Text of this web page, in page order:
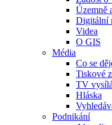
Územně
Digitální
Videa
O GIS
Média
Co se
Tiskové
TV
Hláska
Podnikání